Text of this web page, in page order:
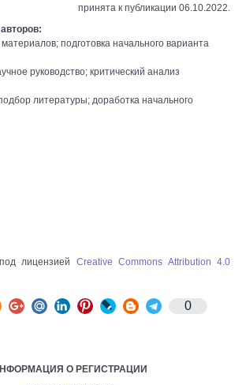
принята к публикации 06.10.2022.
подготовка начального варианта
руководство; критический анализ
литературы; доработка начального
лицензией Creative Commons Attribution 4.0
0
О РЕГИСТРАЦИИ